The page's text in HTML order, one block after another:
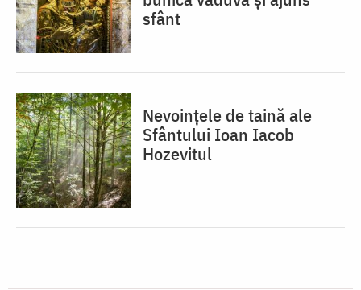
sfânt
Nevoințele de taină ale
Sfântului Ioan Iacob
Hozevitul